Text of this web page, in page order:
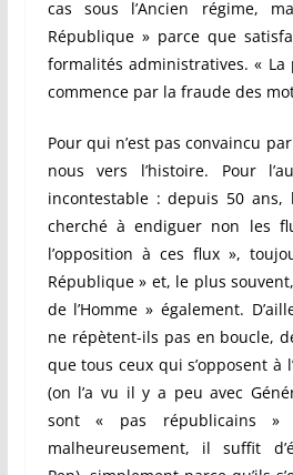
cas sous l’Ancien régime,
République » parce que
formalités administratives. «
commence par la fraude des
Pour qui n’est pas convaincu
nous vers l’histoire. Pour
incontestable : depuis 50
cherché à endiguer non les
l’opposition à ces flux »,
République » et, le plus
de l’Homme » également.
ne répètent-ils pas en boucle,
que tous ceux qui s’opposent à
(on l’a vu il y a peu avec
sont « pas républicains
malheureusement, il suffit